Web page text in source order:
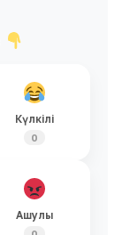
Күлкілі
0
Ашулы